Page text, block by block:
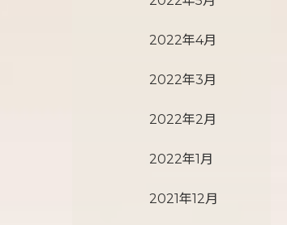
2022年4月
2022年3月
2022年2月
2022年1月
2021年12月